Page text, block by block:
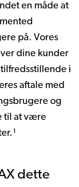
en måde at
på. Vores
dine kunder
i
aftale med
og
til at være
dette